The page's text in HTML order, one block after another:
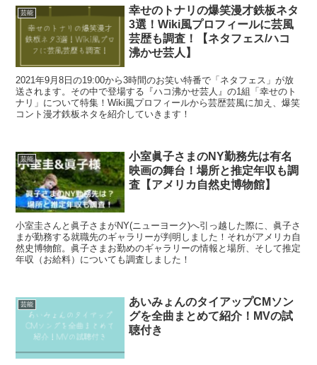
芸能
幸せのトナリの爆笑漫才鉄板ネタ
3選！Wiki風プロフィールに芸風
芸歴も調査！【ネタフェス/ハコ
沸かせ芸人】
2021年9月8日の19:00から3時間のお笑い特番で「ネタフェス」が放
送されます。その中で登場する『ハコ沸かせ芸人』の1組「幸せのト
ナリ」について特集！Wiki風プロフィールから芸歴芸風に加え、爆笑
コント漫才鉄板ネタを紹介していきます！
芸能
小室眞子さまのNY勤務先は有名
映画の舞台！場所と推定年収も調
査【アメリカ自然史博物館】
小室圭さんと眞子さまがNY(ニューヨーク)へ引っ越した際に、眞子さ
まが勤務する就職先のギャラリーが判明しました！それがアメリカ自
然史博物館。眞子さまお勤めのギャラリーの情報と場所、そして推定
年収（お給料）についても調査しました！
芸能
あいみょんのタイアップCMソン
グを全曲まとめて紹介！MVの試
聴付き